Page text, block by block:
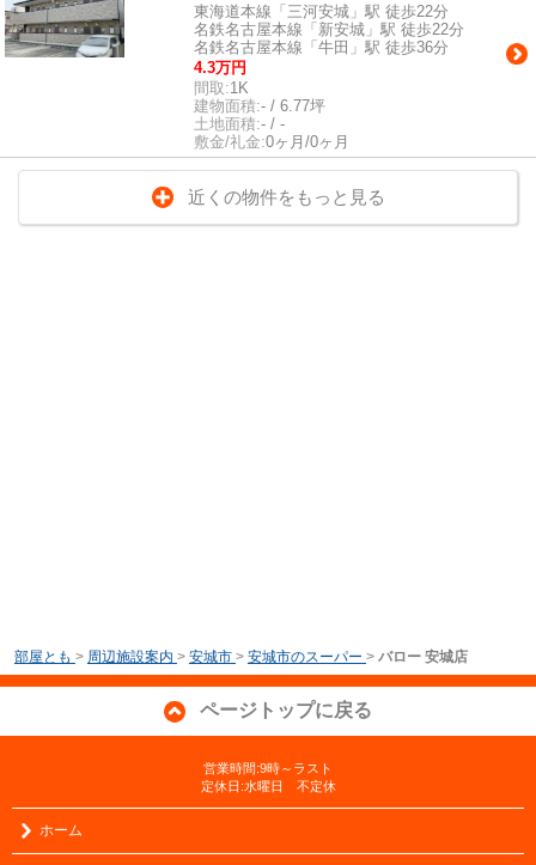
東海道本線「三河安城」駅 徒歩22分
名鉄名古屋本線「新安城」駅 徒歩22分
名鉄名古屋本線「牛田」駅 徒歩36分
4.3万円
間取:1K
建物面積:- / 6.77坪
土地面積:- / -
敷金/礼金:0ヶ月/0ヶ月
近くの物件をもっと見る
部屋とも > 周辺施設案内 > 安城市 > 安城市のスーパー > バロー 安城店
ページトップに戻る
営業時間:9時～ラスト
定休日:水曜日 不定休
ホーム